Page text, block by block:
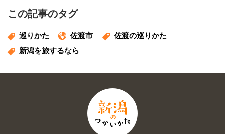
この記事のタグ
巡りかた 佐渡市
佐渡の巡りかた
新潟を旅するなら